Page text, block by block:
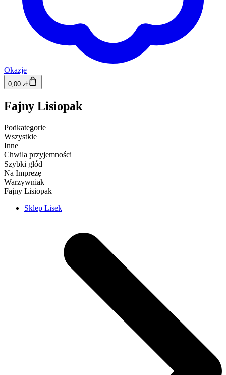
Okazje
0,00 zł
Fajny Lisiopak
Podkategorie
Wszystkie
Inne
Chwila przyjemności
Szybki głód
Na Imprezę
Warzywniak
Fajny Lisiopak
Sklep Lisek